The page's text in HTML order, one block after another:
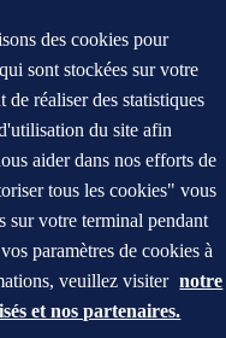
des cookies pour
sont stockées sur votre
réaliser des statistiques
du site afin
aider dans nos efforts de
tous les cookies" vous
sur votre terminal pendant
paramètres de cookies à
veuillez visiter notre
et nos partenaires.